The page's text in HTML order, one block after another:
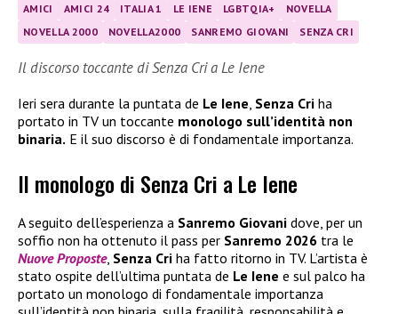
AMICI AMICI 24 ITALIA 1 LE IENE LGBTQIA+
NOVELLA
NOVELLA 2000
NOVELLA2000 SANREMO GIOVANI SENZA CRI
Il discorso toccante di Senza Cri a Le Iene
Ieri sera durante la puntata de Le Iene Senza Cri ha
portato in TV un toccante monologo sull’identità non
binaria. E il suo discorso è di fondamentale importanza.
Il monologo di Senza Cri a Le Iene
A seguito dell’esperienza a Sanremo Giovani dove, per un
soffio non ha ottenuto il pass per Sanremo 2026 tra le
Nuove Proposte, Senza Cri ha fatto ritorno in TV. L’artista è
stato ospite dell’ultima puntata de Le Iene e sul palco ha
portato un monologo di fondamentale importanza